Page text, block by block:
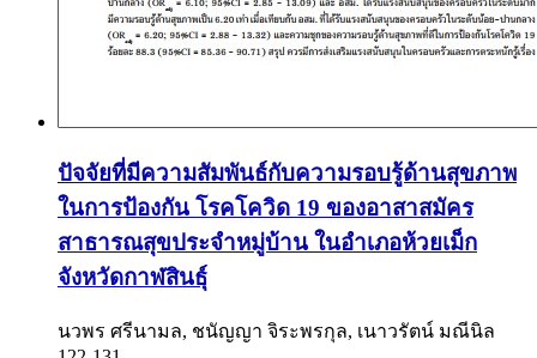
ปัจจัยที่มีความสัมพันธ์กับความรอบรู้ด้านสุขภาพ
ในการป้องกัน โรคโควิด 19 ของอาสาสมัคร
สาธารณสุขประจำหมู่บ้าน ในอำเภอห้วยเม็ก
จังหวัดกาฬสินธ์ุ
นวพร ศรีนามล, ชนัญญา จิระพรกุล, เนาวรัตน์ มณีนิล